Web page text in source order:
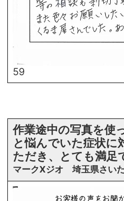
59
作業途中の写真を使
と悩んでいた症状に
ただき、とても満足
マークXジオ 埼玉県さい